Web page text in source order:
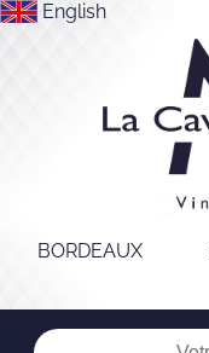
English
BORDEAUX